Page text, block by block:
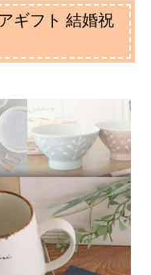
ギフト 結婚祝